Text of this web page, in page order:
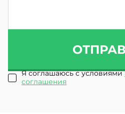
Я соглашаюсь с условиями
соглашения